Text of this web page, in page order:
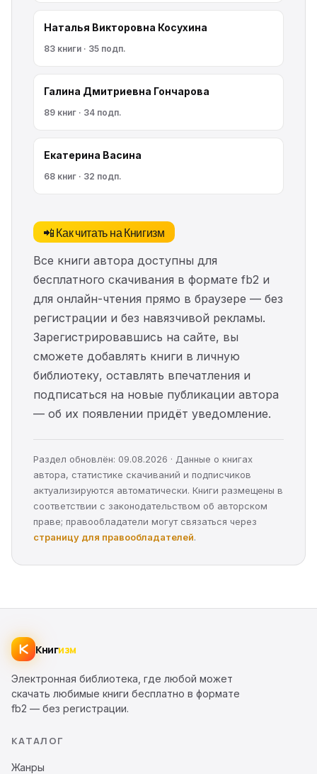
Наталья Викторовна Косухина
83 книги · 35 подп.
Галина Дмитриевна Гончарова
89 книг · 34 подп.
Екатерина Васина
68 книг · 32 подп.
📲 Как читать на Книгизм
Все книги автора доступны для
бесплатного скачивания в формате fb2 и
для онлайн-чтения прямо в браузере — без
регистрации и без навязчивой рекламы.
Зарегистрировавшись на сайте, вы
сможете добавлять книги в личную
библиотеку, оставлять впечатления и
подписаться на новые публикации автора
— об их появлении придёт уведомление.
Раздел обновлён: 09.08.2026 · Данные о книгах
автора, статистике скачиваний и подписчиков
актуализируются автоматически. Книги размещены в
соответствии с законодательством об авторском
праве; правообладатели могут связаться через
страницу для правообладателей.
Книгизм
Электронная библиотека, где любой может
скачать любимые книги бесплатно в формате
fb2 — без регистрации.
КАТАЛОГ
Жанры